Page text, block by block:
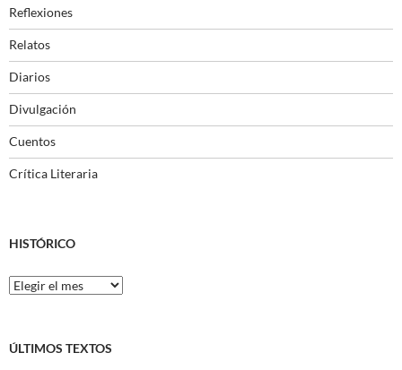
Reflexiones
Relatos
Diarios
Divulgación
Cuentos
Crítica Literaria
HISTÓRICO
Histórico
ÚLTIMOS TEXTOS